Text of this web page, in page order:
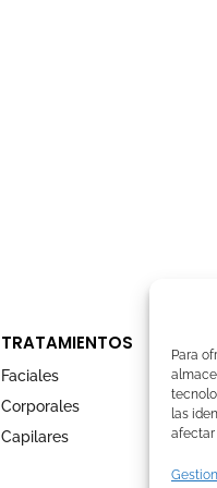
Para
las
afectar
TRATAMIENTOS
Faciales
Corporales
Capilares